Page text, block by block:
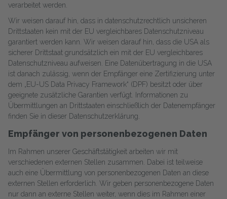
verarbeitet werden.
Wir weisen darauf hin, dass in datenschutzrechtlich unsicheren
Drittstaaten kein mit der EU vergleichbares Datenschutzniveau
garantiert werden kann. Wir weisen darauf hin, dass die USA als
sicherer Drittstaat grundsätzlich ein mit der EU vergleichbares
Datenschutzniveau aufweisen. Eine Datenübertragung in die USA
ist danach zulässig, wenn der Empfänger eine Zertifizierung unter
dem „EU-US Data Privacy Framework“ (DPF) besitzt oder über
geeignete zusätzliche Garantien verfügt. Informationen zu
Übermittlungen an Drittstaaten einschließlich der Datenempfänger
finden Sie in dieser Datenschutzerklärung.
Empfänger von personenbezogenen Daten
Im Rahmen unserer Geschäftstätigkeit arbeiten wir mit
verschiedenen externen Stellen zusammen. Dabei ist teilweise
auch eine Übermittlung von personenbezogenen Daten an diese
externen Stellen erforderlich. Wir geben personenbezogene Daten
nur dann an externe Stellen weiter, wenn dies im Rahmen einer